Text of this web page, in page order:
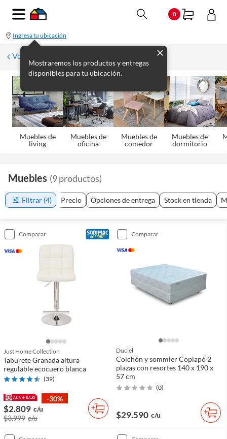
0
Ingresa tu ubicación
Mostraremos los productos y entregas
disponibles para tu ubicación.
Volver
Muebles de
living
Muebles de
oficina
Muebles de
comedor
Muebles de
dormitorio
Muebles (9productos)
Filtrar (4) Precio Opciones de entrega Stock en tienda
comparar
Just Home Collection
Taburete Granada altura
regulable ecocuero blanca
(39)
-30%
$2.809 c/u
$3.999 c/u
comparar
Duciel
Colchón y sommier Copiapó 2
plazas con resortes 140 x 190 x
57 cm
(0)
$29.590 c/u